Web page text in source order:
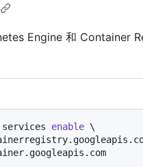
Engine 和 Container
services enable \